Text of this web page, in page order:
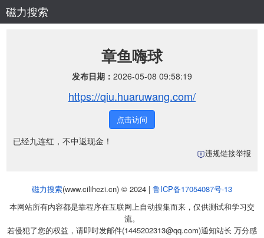
磁力搜索
章鱼嗨球
发布日期： 2026-05-08 09:58:19
https://qiu.huaruwang.com/
点击访问
已经九连红，不中返现金！
违规链接举报
磁力搜索(www.cilihezi.cn) © 2024 | 鲁ICP备17054087号-13
本网站所有内容都是靠程序在互联网上自动搜集而来，仅供测试和学习交
流。
若侵犯了您的权益，请即时发邮件(1445202313@qq.com)通知站长 万分感